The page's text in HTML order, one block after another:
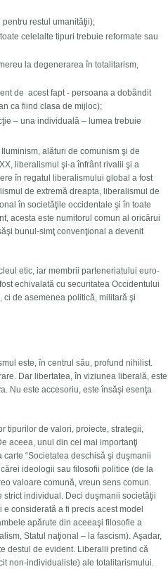
restul umanităţii);
celelalte tipuri trebuie reformate sau
la degenerarea în totalitarism,
de acest fapt - persoana a dobândit
ca fiind clasa de mijloc);
– una individuală – lumea trebuie
alături de comunism şi de
liberalismul şi-a înfrânt rivalii şi a
în regatul liberalismului global a fost
de extremă dreapta, liberalismul de
în societăţile occidentale şi în toate
acesta este numitorul comun al oricărui
bunul-simţ convenţional a devenit
etic, iar membrii parteneriatului euro-
echivalată cu securitatea Occidentului
ci de asemenea politică, militară şi
este, în centrul său, profund nihilist.
Dar libertatea, în viziunea liberală, este
Nu este accesoriu, este însăşi esenţa
tipurilor de valori, proiecte, strategii,
aceea, unul din cei mai importanţi
“Societatea deschisă şi duşmanii
ideologii sau filosofii politice (de la
valoare comună, vreun sens comun.
individual. Deci duşmanii societăţii
considerată a fi precis acest model
apărute din aceeaşi filosofie a
Statul naţional – la fascism). Aşadar,
destul de evident. Liberalii pretind că
non-individualiste) ale totalitarismului.